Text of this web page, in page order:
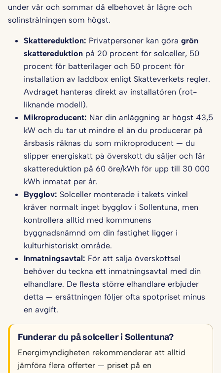
under vår och sommar då elbehovet är lägre och
solinstrålningen som högst.
Skattereduktion: Privatpersoner kan göra grön
skattereduktion på 20 procent för solceller, 50
procent för batterilager och 50 procent för
installation av laddbox enligt Skatteverkets regler.
Avdraget hanteras direkt av installatören (rot-
liknande modell).
Mikroproducent: När din anläggning är högst 43,5
kW och du tar ut mindre el än du producerar på
årsbasis räknas du som mikroproducent — du
slipper energiskatt på överskott du säljer och får
skattereduktion på 60 öre/kWh för upp till 30 000
kWh inmatat per år.
Bygglov: Solceller monterade i takets vinkel
kräver normalt inget bygglov i Sollentuna, men
kontrollera alltid med kommunens
byggnadsnämnd om din fastighet ligger i
kulturhistoriskt område.
Inmatningsavtal: För att sälja överskottsel
behöver du teckna ett inmatningsavtal med din
elhandlare. De flesta större elhandlare erbjuder
detta — ersättningen följer ofta spotpriset minus
en avgift.
Funderar du på solceller i Sollentuna?
Energimyndigheten rekommenderar att alltid
jämföra flera offerter — priset på en